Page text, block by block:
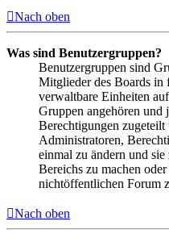
Nach oben
Was sind Benutzergruppen?
Benutzergruppen sind
Mitglieder des Boards
verwaltbare Einheiten
Gruppen angehören und
Berechtigungen zugeteilt
Administratoren,
einmal zu ändern und
Bereichs zu machen
nichtöffentlichen Forum
Nach oben